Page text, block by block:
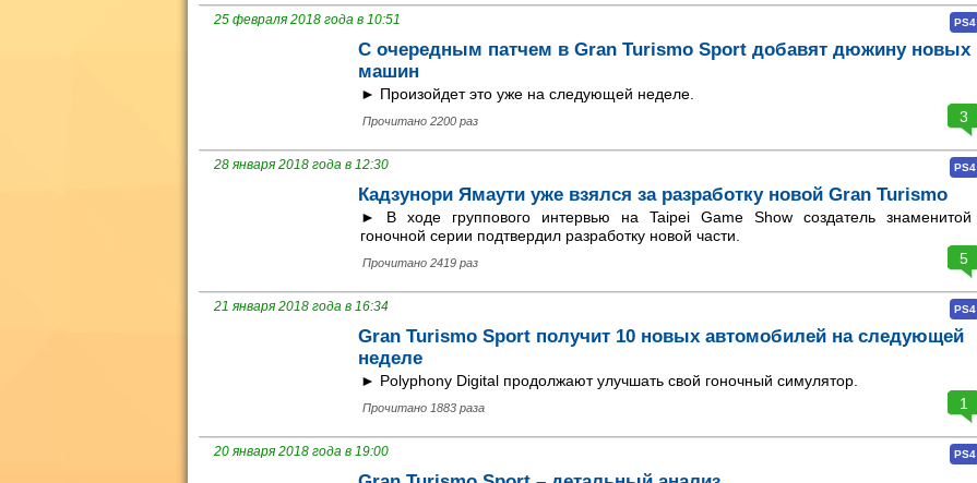
25 февраля 2018 года в 10:51 PS4
С очередным патчем в Gran Turismo Sport добавят дюжину новых
машин
► Произойдет это уже на следующей неделе.
Прочитано 2200 раз 3
28 января 2018 года в 12:30 PS4
Кадзунори Ямаути уже взялся за разработку новой Gran Turismo
► В ходе группового интервью на Taipei Game Show создатель знаменитой
гоночной серии подтвердил разработку новой части.
Прочитано 2419 раз 5
21 января 2018 года в 16:34 PS4
Gran Turismo Sport получит 10 новых автомобилей на следующей
неделе
► Polyphony Digital продолжают улучшать свой гоночный симулятор.
Прочитано 1883 раза 1
20 января 2018 года в 19:00 PS4